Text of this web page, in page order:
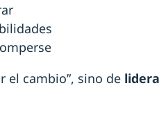
el cambio”, sino de